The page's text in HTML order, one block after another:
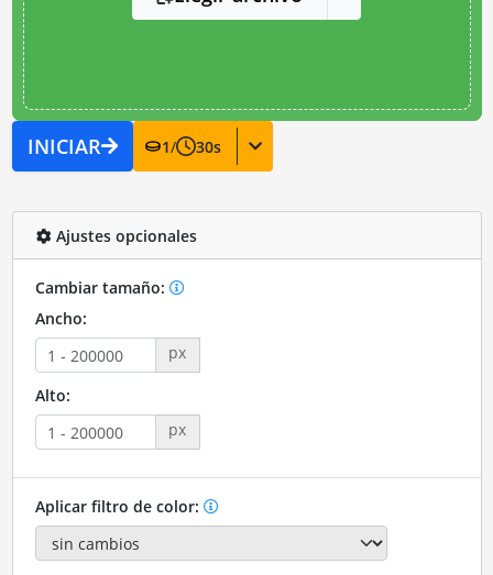
INICIAR 1/ 30s
Ajustes opcionales
Cambiar tamaño:
Ancho:
px
Alto:
px
Aplicar filtro de color: